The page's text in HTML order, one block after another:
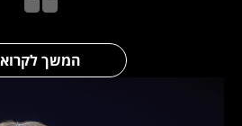
המשך לקרוא